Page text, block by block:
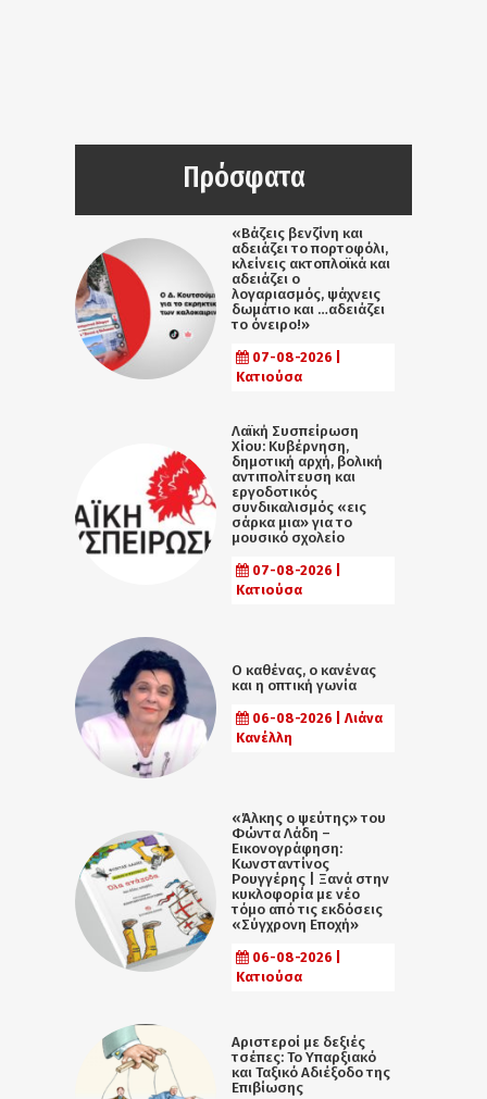
Πρόσφατα
«Βάζεις βενζίνη και
αδειάζει το πορτοφόλι,
κλείνεις ακτοπλοϊκά και
αδειάζει ο
λογαριασμός, ψάχνεις
δωμάτιο και …αδειάζει
το όνειρο!»
07-08-2026 |
Κατιούσα
Λαϊκή Συσπείρωση
Χίου: Κυβέρνηση,
δημοτική αρχή, βολική
αντιπολίτευση και
εργοδοτικός
συνδικαλισμός «εις
σάρκα μια» για το
μουσικό σχολείο
07-08-2026 |
Κατιούσα
Ο καθένας, ο κανένας
και η οπτική γωνία
06-08-2026 | Λιάνα
Κανέλλη
«Άλκης ο ψεύτης» του
Φώντα Λάδη –
Εικονογράφηση:
Κωνσταντίνος
Ρουγγέρης | Ξανά στην
κυκλοφορία με νέο
τόμο από τις εκδόσεις
«Σύγχρονη Εποχή»
06-08-2026 |
Κατιούσα
Αριστεροί με δεξιές
τσέπες: Το Υπαρξιακό
και Ταξικό Αδιέξοδο της
Επιβίωσης